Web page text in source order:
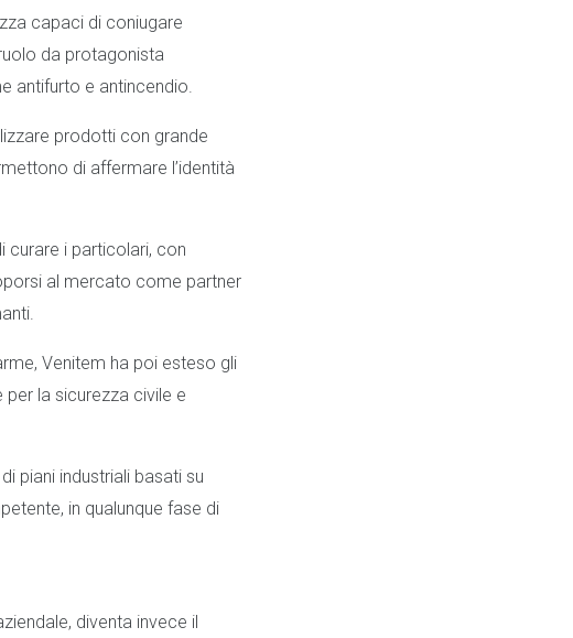
capaci di coniugare
da protagonista
antifurto e antincendio.
prodotti con grande
di affermare l’identità
curare i particolari, con
al mercato come partner
Venitem ha poi esteso gli
la sicurezza civile e
piani industriali basati su
in qualunque fase di
diventa invece il